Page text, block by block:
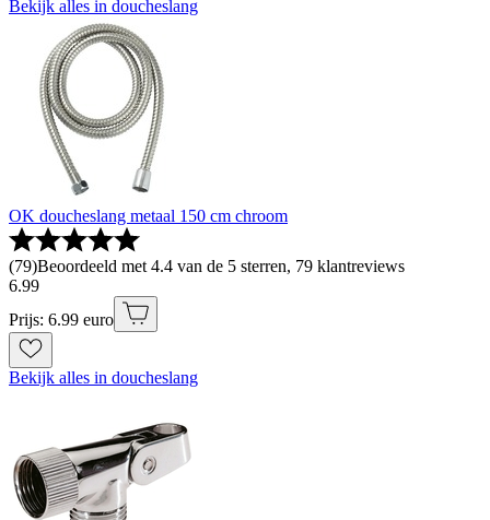
Bekijk alles in doucheslang
OK doucheslang metaal 150 cm chroom
(79)Beoordeeld met 4.4 van de 5 sterren, 79 klantreviews
6.99
Prijs: 6.99 euro
Bekijk alles in doucheslang